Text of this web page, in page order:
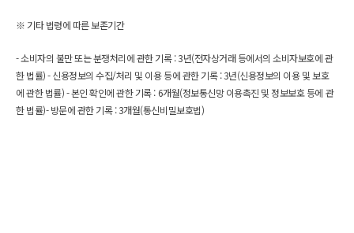
※ 기타 법령에 따른 보존기간
- 소비자의 불만 또는 분쟁처리에 관한 기록 : 3년(전자상거래 등에서의 소비자보호에 관
한 법률) - 신용정보의 수집/처리 및 이용 등에 관한 기록 : 3년(신용정보의 이용 및 보호
에 관한 법률) - 본인 확인에 관한 기록 : 6개월(정보통신망 이용촉진 및 정보보호 등에 관
한 법률)- 방문에 관한 기록 : 3개월(통신비밀보호법)